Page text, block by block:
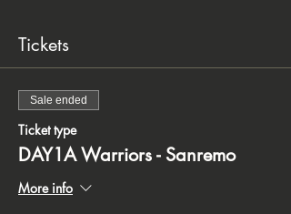
Tickets
Sale ended
Ticket type
DAY1A Warriors - Sanremo
More info